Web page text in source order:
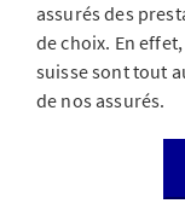
assurés des
de choix. En
suisse sont tout
de nos assurés.